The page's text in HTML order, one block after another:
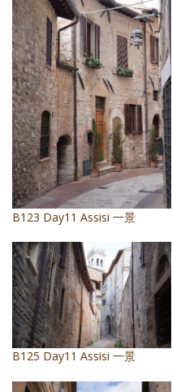
B123 Day11 Assisi 一景
B125 Day11 Assisi 一景